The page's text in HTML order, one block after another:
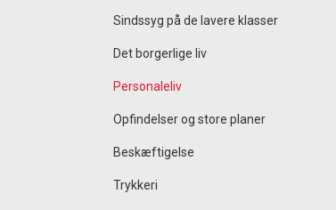
Sindssyg på de lavere klasser
Det borgerlige liv
Personaleliv
Opfindelser og store planer
Beskæftigelse
Trykkeri